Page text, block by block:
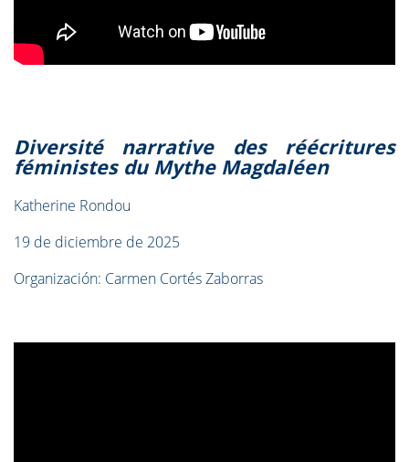
Diversité narrative des réécritures
féministes du Mythe Magdaléen
Katherine Rondou
19 de diciembre de 2025
Organización: Carmen Cortés Zaborras